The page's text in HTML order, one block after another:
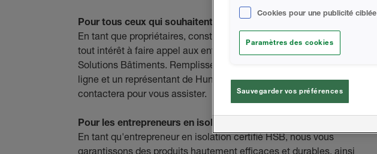
Pour tous ceux qui souhaitent trouver un entrepreneur
En tant que propriétaires, constructeurs et architectes, vous avez
tout intérêt à faire appel aux entrepreneurs certifiés de Huntsman
Solutions Bâtiments. Remplissez et soumettez ce formulaire en
ligne et un représentant de Huntsman Solutions Bâtiments vous
contactera pour vous assister.
Pour les entrepreneurs en isolation qui achètent directement
En tant qu'entrepreneur en isolation certifié HSB, nous vous
garantissons des produits hautement efficaces et durables, ainsi
Cookies pour une publicité ciblée
Paramètres des cookies
Sauvegarder vos préférences